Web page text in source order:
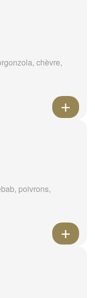
chèvre,
poivrons,